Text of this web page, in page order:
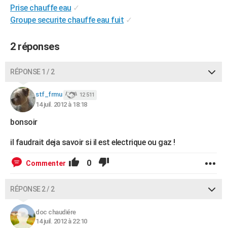
PHOTO
GUIDES D'ACHAT
BONS PLANS
Dictionnaire
Biographies
Citations
Expressions
Proverbes
PROGRAMME TV
COPAINS D'AVANT
S'inscrire
Se connecter
Lycées
Collèges
Primaires
Universités
Entreprises
Service militaire
Avis de recherche
AVIS DE DÉCÈS
FORUM
Bricolage
Lifestyle
Culture
Sport
Auto
Television
Voyage
Cinema
Prise chauffe eau ✓
Groupe securite chauffe eau fuit ✓
2 réponses
RÉPONSE 1 / 2
stf_frmu 12 511
14 juil. 2012 à 18:18
bonsoir
il faudrait deja savoir si il est electrique ou gaz !
Commenter 0
RÉPONSE 2 / 2
doc chaudiére
14 juil. 2012 à 22:10